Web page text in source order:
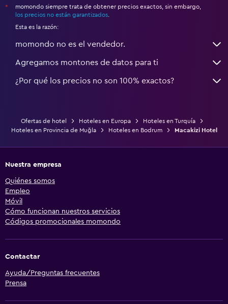
*
momondo siempre trata de obtener precios exactos, sin embargo,
los precios no están garantizados
Esta es la razón:
momondo no es el vendedor.
Agregamos montones de datos para ti
¿Por qué los precios no son 100% exactos?
Ofertas de hotel Hoteles en Europa
Hoteles en Turquía
Hoteles en Provincia de Muğla
Hoteles en Bodrum Macakizi Hotel
Nuestra empresa
Quiénes somos
Empleo
Móvil
Cómo funcionan nuestros servicios
Códigos promocionales momondo
Contactar
Ayuda/Preguntas frecuentes
Prensa